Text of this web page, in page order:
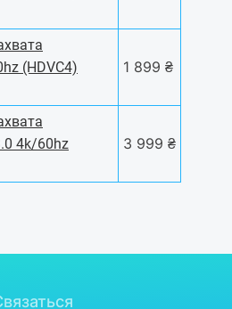
(HDVC4)
1 899 ₴
4k/60hz
3 999 ₴